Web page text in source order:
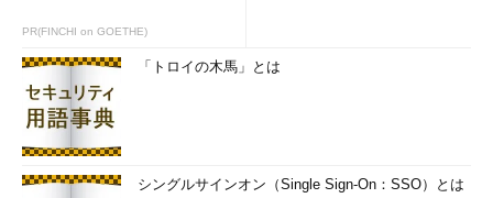
PR(FINCHI on GOETHE)
「トロイの木馬」とは
シングルサインオン（Single Sign-On：SSO）とは